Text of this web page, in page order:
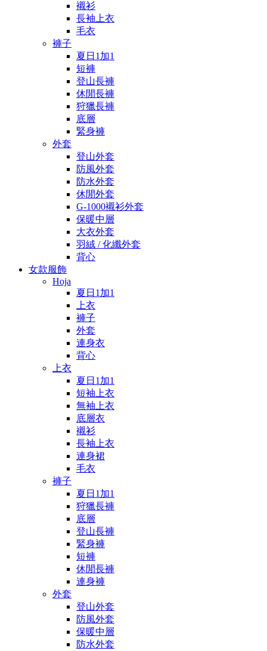
襯衫
長袖上衣
毛衣
褲子
夏日1加1
短褲
登山長褲
休閒長褲
狩獵長褲
底層
緊身褲
外套
登山外套
防風外套
防水外套
休閒外套
G-1000襯衫外套
保暖中層
大衣外套
羽絨 / 化纖外套
背心
女款服飾
Hoja
夏日1加1
上衣
褲子
外套
連身衣
背心
上衣
夏日1加1
短袖上衣
無袖上衣
底層衣
襯衫
長袖上衣
連身裙
毛衣
褲子
夏日1加1
狩獵長褲
底層
登山長褲
緊身褲
短褲
休閒長褲
連身褲
外套
登山外套
防風外套
保暖中層
防水外套